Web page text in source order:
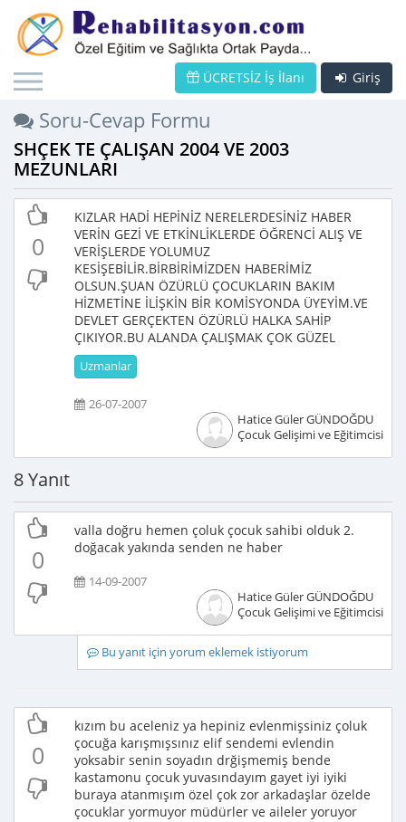
Giriş
ÜCRETSİZ İş İlanı
Soru-Cevap Formu
SHÇEK TE ÇALIŞAN 2004 VE 2003
MEZUNLARI
0
KIZLAR HADİ HEPİNİZ NERELERDESİNİZ HABER
VERİN GEZİ VE ETKİNLİKLERDE ÖĞRENCİ ALIŞ VE
VERİŞLERDE YOLUMUZ
KESİŞEBİLİR.BİRBİRİMİZDEN HABERİMİZ
OLSUN.ŞUAN ÖZÜRLÜ ÇOCUKLARIN BAKIM
HİZMETİNE İLİŞKİN BİR KOMİSYONDA ÜYEYİM.VE
DEVLET GERÇEKTEN ÖZÜRLÜ HALKA SAHİP
ÇIKIYOR.BU ALANDA ÇALIŞMAK ÇOK GÜZEL
Uzmanlar
26-07-2007
Hatice Güler GÜNDOĞDU
Çocuk Gelişimi ve Eğitimcisi
8 Yanıt
0
valla doğru hemen çoluk çocuk sahibi olduk 2.
doğacak yakında senden ne haber
14-09-2007
Hatice Güler GÜNDOĞDU
Çocuk Gelişimi ve Eğitimcisi
Bu yanıt için yorum eklemek istiyorum
0
kızım bu aceleniz ya hepiniz evlenmişsiniz çoluk
çocuğa karışmışsınız elif sendemi evlendin
yoksabir senin soyadın drğişmemiş bende
kastamonu çocuk yuvasındayım gayet iyi iyiki
buraya atanmışım özel çok zor arkadaşlar özelde
çocuklar yormuyor müdürler ve aileler yoruyor